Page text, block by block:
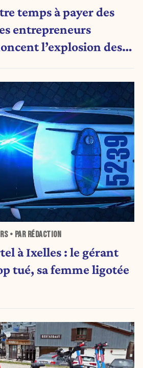
temps à payer des
entrepreneurs
l’explosion des
• PAR RÉDACTION
à Ixelles : le gérant
tué, sa femme ligotée